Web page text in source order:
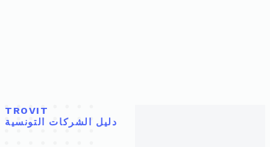
TROVIT
دليل الشركات التونسية